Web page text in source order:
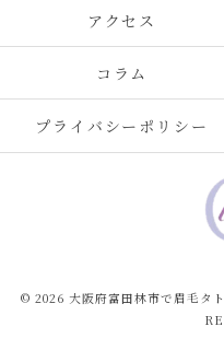
アクセス
コラム
プライバシーポリシー
© 2026 大阪府富田林市で眉毛